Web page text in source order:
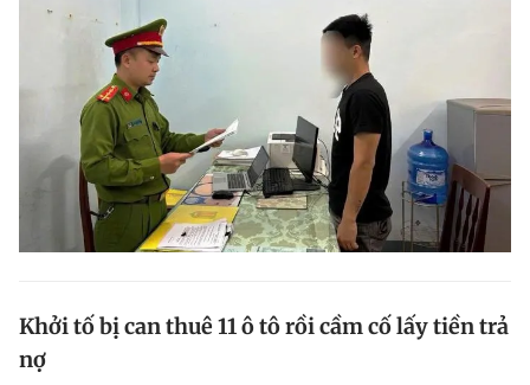
Theo dõi báo trên
Hotline
0906 645 777
Liên hệ quảng cáo
0908 780 404
Quảng cáo RSS Tòa soạn Chính sách bảo
Phó tổng biên tập: Lâm Hiếu Dũng
Phó tổng biên tập: Trần Việt Hưng
Tổng thư ký tòa soạn: Đức Trung
Khởi tố bị can thuê 11 ô tô rồi cầm cố lấy tiền trả
nợ